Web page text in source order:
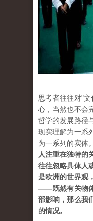
思考者往往对"
心，当然也不会
哲学的发展路径
现实理解为一系
为一系列的实体
人注重在独特的
往往忽略具体人
是欧洲的世界观
——既然有关物
部影响，那么我
的情况。